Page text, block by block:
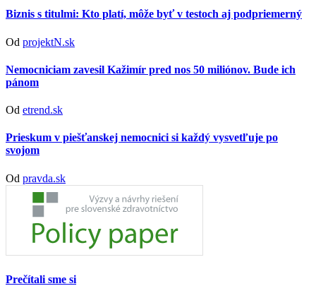
Biznis s titulmi: Kto platí, môže byť v testoch aj podpriemerný
Od projektN.sk
Nemocniciam zavesil Kažimír pred nos 50 miliónov. Bude ich
pánom
Od etrend.sk
Prieskum v piešťanskej nemocnici si každý vysvetľuje po
svojom
Od pravda.sk
Prečítali sme si